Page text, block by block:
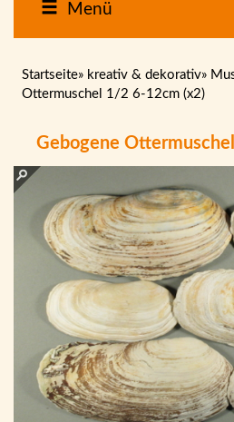
Menü
Startseite» kreativ & dekorativ»
Ottermuschel 1/2 6-12cm (x2)
Gebogene